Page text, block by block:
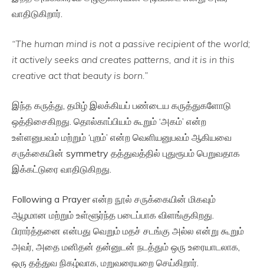
வாதிடுகிறார்.
“The human mind is not a passive recipient of the world;
it actively seeks and creates patterns, and it is in this
creative act that beauty is born.”
இந்த கருத்து, தமிழ் இலக்கியப் பண்டைய கருத்துகளோடு
ஒத்திசைகிறது. தொல்காப்பியம் கூறும் ‘அகம்’ என்ற
உள்ளனுபவம் மற்றும் ‘புறம்’ என்ற வெளியனுபவம் ஆகியவை
சருக்கையின் symmetry தத்துவத்தில் புதுரூபம் பெறுவதாக
இக்கட்டுரை வாதிடுகிறது.
Following a Prayer என்ற நூல் சருக்கையின் மிகவும்
ஆழமான மற்றும் உள்ளூர்ந்த படைப்பாக விளங்குகிறது.
பிரார்த்தனை என்பது வெறும் மதச் சடங்கு அல்ல என்று கூறும்
அவர், அதை மனிதன் தன்னுடன் நடத்தும் ஒரு உரையாடலாக,
ஒரு தத்துவ நிகழ்வாக, மறுவரையறை செய்கிறார்.